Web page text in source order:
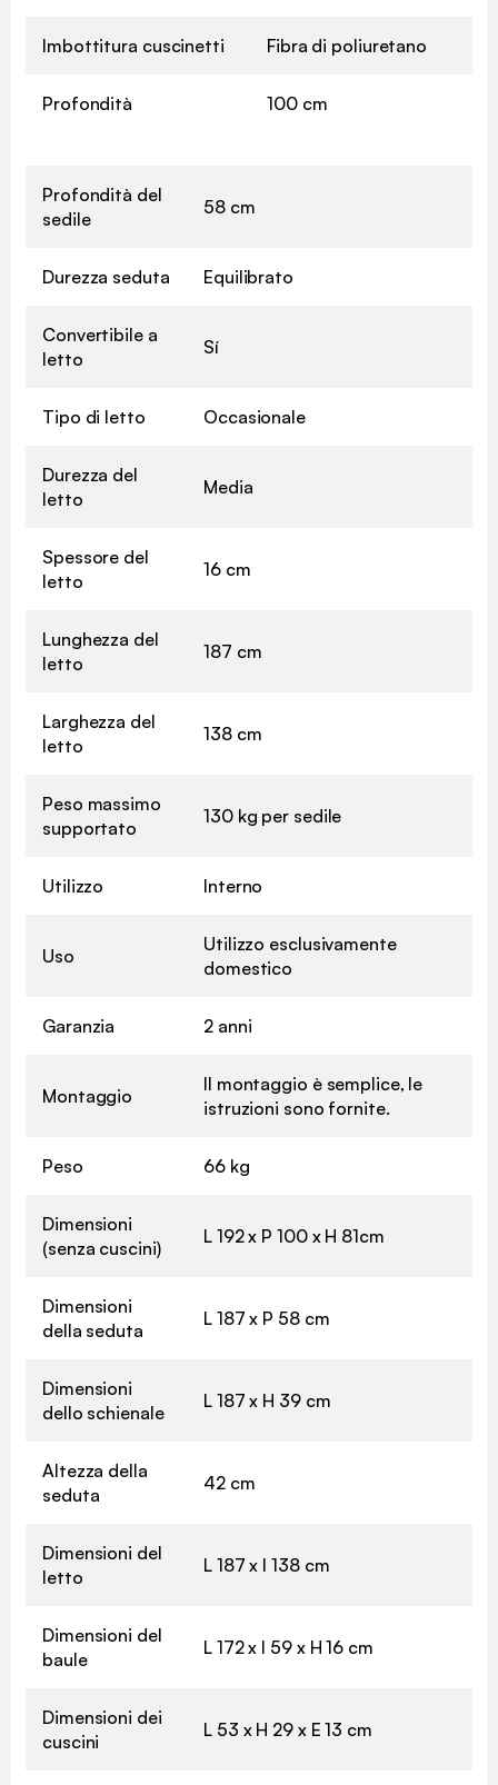
Imbottitura cuscinetti Fibra di poliuretano
Profondità 100 cm
Profondità del
sedile
58 cm
Durezza seduta Equilibrato
Convertibile a
letto
Sí
Tipo di letto Occasionale
Durezza del
letto
Media
Spessore del
letto
16 cm
Lunghezza del
letto
187 cm
Larghezza del
letto
138 cm
Peso massimo
supportato
130 kg per sedile
Utilizzo Interno
Uso
Utilizzo esclusivamente
domestico
Garanzia 2 anni
Montaggio
Il montaggio è semplice, le
istruzioni sono fornite.
Peso 66 kg
Dimensioni
(senza cuscini)
L 192 x P 100 x H 81cm
Dimensioni
della seduta
L 187 x P 58 cm
Dimensioni
dello schienale
L 187 x H 39 cm
Altezza della
seduta
42 cm
Dimensioni del
letto
L 187 x l 138 cm
Dimensioni del
baule
L 172 x l 59 x H 16 cm
Dimensioni dei
cuscini
L 53 x H 29 x E 13 cm